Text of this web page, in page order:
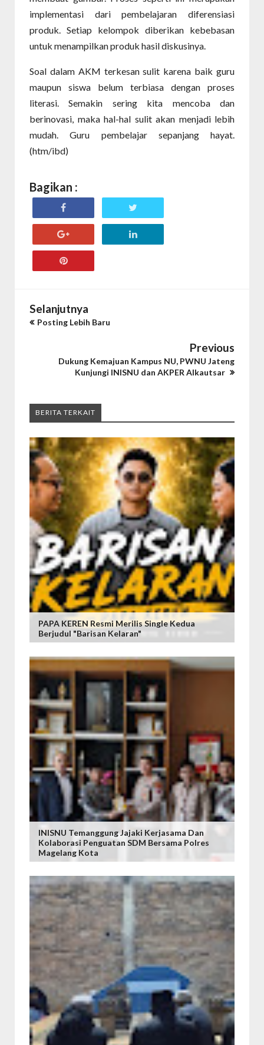
implementasi dari pembelajaran diferensiasi
produk. Setiap kelompok diberikan kebebasan
untuk menampilkan produk hasil diskusinya.
Soal dalam AKM terkesan sulit karena baik guru
maupun siswa belum terbiasa dengan proses
literasi. Semakin sering kita mencoba dan
berinovasi, maka hal-hal sulit akan menjadi lebih
mudah. Guru pembelajar sepanjang hayat.
(htm/ibd)
Bagikan :
Selanjutnya
Posting Lebih Baru
Previous
Dukung Kemajuan Kampus NU, PWNU Jateng
Kunjungi INISNU dan AKPER Alkautsar
BERITA TERKAIT
PAPA KEREN Resmi Merilis Single Kedua
Berjudul "Barisan Kelaran"
INISNU Temanggung Jajaki Kerjasama Dan
Kolaborasi Penguatan SDM Bersama Polres
Magelang Kota